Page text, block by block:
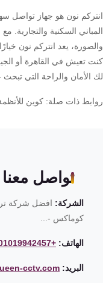
نون هو جهاز تواصل سهل
السكنية والتجارية.
يعد انتركم نون
تعيش في القاهرة أو
الأمان والراحة التي تبحث
ذات صلة: كوين للأنظمة
تواصل معنا
الشركة:افضل شركة
كوماكس -...
الهاتف: +201019942457
البريد: cctv.com